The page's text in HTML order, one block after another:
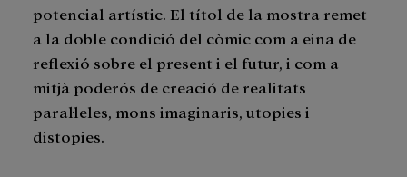
potencial artístic. El títol de la mostra remet
a la doble condició del còmic com a eina de
reflexió sobre el present i el futur, i com a
mitjà poderós de creació de realitats
paral·leles, mons imaginaris, utopies i
distopies.